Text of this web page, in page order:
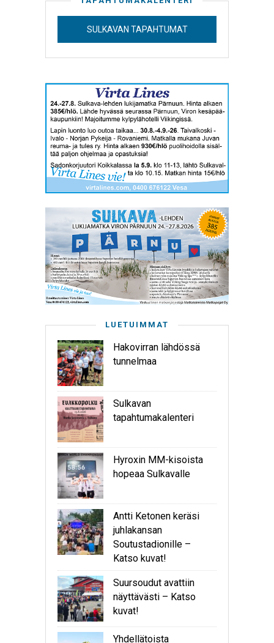
SULKAVAN TAPAHTUMAT
LUETUIMMAT
Hakovirran lähdössä
tunnelmaa
Sulkavan
tapahtumakalenteri
Hyroxin MM-kisoista
hopeaa Sulkavalle
Antti Ketonen keräsi
juhlakansan
Soutustadionille –
Katso kuvat!
Suursoudut avattiin
näyttävästi – Katso
kuvat!
Yhdellätoista